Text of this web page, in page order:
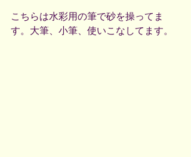
こちらは水彩用の筆で砂を操ってま
す。大筆、小筆、使いこなしてます。